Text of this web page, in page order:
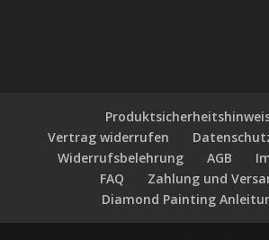
Vertrag widerrufen
Widerrufsbelehrung
AGB
FAQ
Zahlung und
Diamond Painting